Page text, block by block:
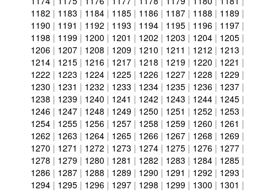
1182 | 1183 | 1184 | 1185 | 1186 | 1187 | 1188 | 1189 |
1190 | 1191 | 1192 | 1193 | 1194 | 1195 | 1196 | 1197 |
1198 | 1199 | 1200 | 1201 | 1202 | 1203 | 1204 | 1205 |
1206 | 1207 | 1208 | 1209 | 1210 | 1211 | 1212 | 1213 |
1214 | 1215 | 1216 | 1217 | 1218 | 1219 | 1220 | 1221 |
1222 | 1223 | 1224 | 1225 | 1226 | 1227 | 1228 | 1229 |
1230 | 1231 | 1232 | 1233 | 1234 | 1235 | 1236 | 1237 |
1238 | 1239 | 1240 | 1241 | 1242 | 1243 | 1244 | 1245 |
1246 | 1247 | 1248 | 1249 | 1250 | 1251 | 1252 | 1253 |
1254 | 1255 | 1256 | 1257 | 1258 | 1259 | 1260 | 1261 |
1262 | 1263 | 1264 | 1265 | 1266 | 1267 | 1268 | 1269 |
1270 | 1271 | 1272 | 1273 | 1274 | 1275 | 1276 | 1277 |
1278 | 1279 | 1280 | 1281 | 1282 | 1283 | 1284 | 1285 |
1286 | 1287 | 1288 | 1289 | 1290 | 1291 | 1292 | 1293 |
1294 | 1295 | 1296 | 1297 | 1298 | 1299 | 1300 | 1301 |